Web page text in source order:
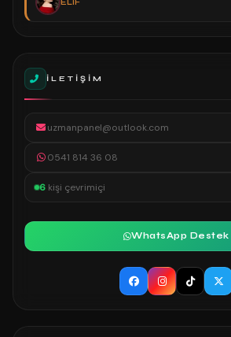
İLETIŞIM
uzmanpanel@outlook.com
0541 814 36 08
6 kişi çevrimiçi
WhatsApp Destek